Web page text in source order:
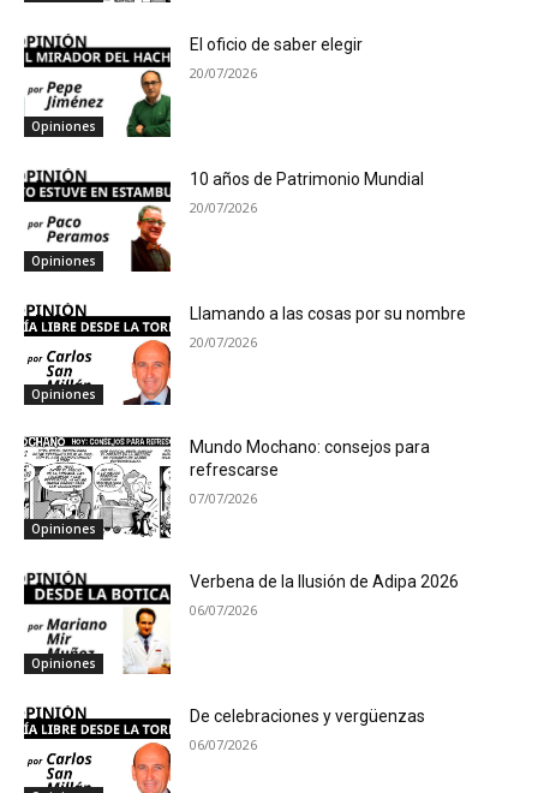
Opiniones
El oficio de saber elegir
20/07/2026
Opiniones
10 años de Patrimonio Mundial
20/07/2026
Opiniones
Llamando a las cosas por su nombre
20/07/2026
Opiniones
Mundo Mochano: consejos para
refrescarse
07/07/2026
Opiniones
Verbena de la Ilusión de Adipa 2026
06/07/2026
De celebraciones y vergüenzas
06/07/2026